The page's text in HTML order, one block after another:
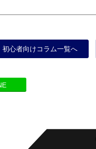
初心者向けコラム一覧へ